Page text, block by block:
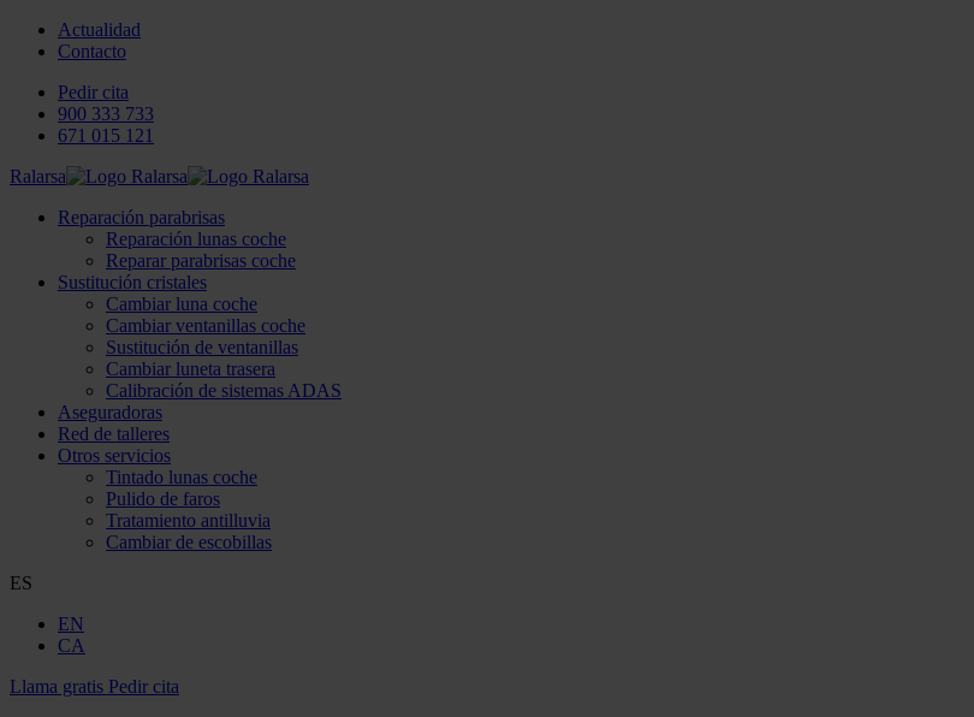
Actualidad
Contacto
Pedir cita
900 333 733
671 015 121
Ralarsa
Reparación parabrisas
Reparación lunas coche
Reparar parabrisas coche
Sustitución cristales
Cambiar luna coche
Cambiar ventanillas coche
Sustitución de ventanillas
Cambiar luneta trasera
Calibración de sistemas ADAS
Aseguradoras
Red de talleres
Otros servicios
Tintado lunas coche
Pulido de faros
Tratamiento antilluvia
Cambiar de escobillas
ES
EN
CA
Llama gratis Pedir cita